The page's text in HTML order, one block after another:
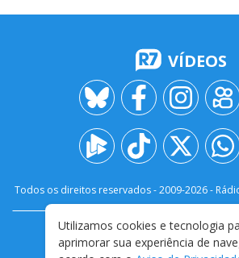
VÍDEOS
Todos os direitos reservados - 2009-2026-
FALE CONOSCO
TERMOS E CONDIÇÕES DE
Utilizamos cookies e tecnologia
aprimorar sua experiência de